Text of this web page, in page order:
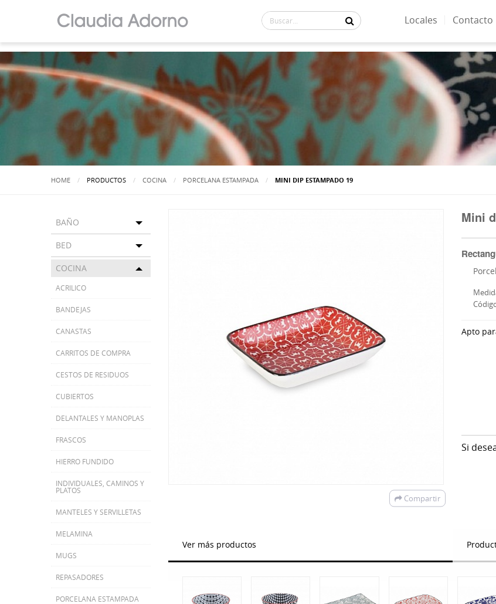
Locales Contacto
HOME PRODUCTOS COCINA PORCELANA ESTAMPADA ACTUALMENTE:
MINI DIP ESTAMPADO 19
BAÑO Toggle menu
BED Toggle menu
COCINA Toggle menu
ACRILICO
BANDEJAS
CANASTAS
CARRITOS DE COMPRA
CESTOS DE RESIDUOS
CUBIERTOS
DELANTALES Y MANOPLAS
FRASCOS
HIERRO FUNDIDO
INDIVIDUALES, CAMINOS Y
PLATOS
MANTELES Y SERVILLETAS
MELAMINA
MUGS
REPASADORES
PORCELANA ESTAMPADA
Compartir
Mini
Apto
Si
Ver más productos